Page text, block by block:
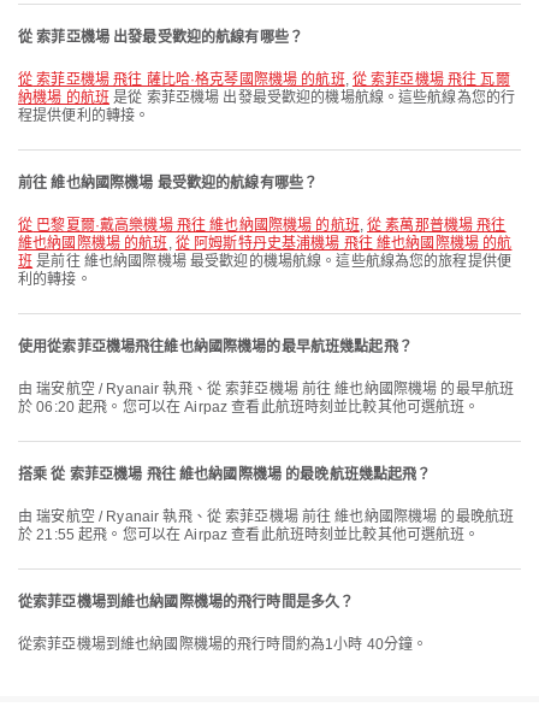
從 索菲亞機場 出發最受歡迎的航線有哪些？
從 索菲亞機場 飛往 薩比哈·格克琴國際機場 的航班, 從 索菲亞機場 飛往 瓦爾
納機場 的航班 是從 索菲亞機場 出發最受歡迎的機場航線。這些航線為您的行
程提供便利的轉接。
前往 維也納國際機場 最受歡迎的航線有哪些？
從 巴黎夏爾·戴高樂機場 飛往 維也納國際機場 的航班,從 素萬那普機場 飛往
維也納國際機場 的航班 , 從 阿姆斯特丹史基浦機場 飛往 維也納國際機場 的航
班 是前往 維也納國際機場 最受歡迎的機場航線。這些航線為您的旅程提供便
利的轉接。
使用從索菲亞機場飛往維也納國際機場的最早航班幾點起飛？
由 瑞安航空 / Ryanair 執飛、從 索菲亞機場 前往 維也納國際機場 的最早航班
於 06:20 起飛。您可以在 Airpaz 查看此航班時刻並比較其他可選航班。
搭乘 從 索菲亞機場 飛往 維也納國際機場 的最晚航班幾點起飛？
由 瑞安航空 / Ryanair 執飛、從 索菲亞機場 前往 維也納國際機場 的最晚航班
於 21:55 起飛。您可以在 Airpaz 查看此航班時刻並比較其他可選航班。
從索菲亞機場到維也納國際機場的飛行時間是多久？
從索菲亞機場到維也納國際機場的飛行時間約為1小時 40分鐘。